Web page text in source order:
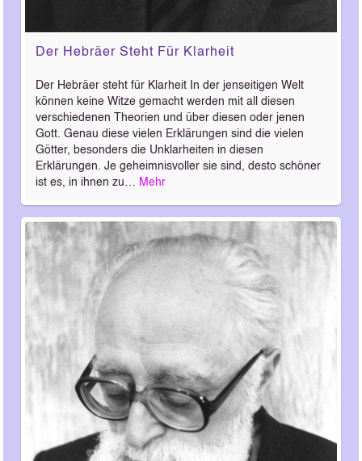
Der Hebräer Steht Für Klarheit
Der Hebräer steht für Klarheit In der jenseitigen Welt
können keine Witze gemacht werden mit all diesen
verschiedenen Theorien und über diesen oder jenen
Gott. Genau diese vielen Erklärungen sind die vielen
Götter, besonders die Unklarheiten in diesen
Erklärungen. Je geheimnisvoller sie sind, desto schöner
ist es, in ihnen zu… Mehr